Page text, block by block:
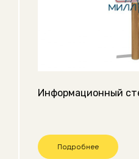
Информационный
Подробнее